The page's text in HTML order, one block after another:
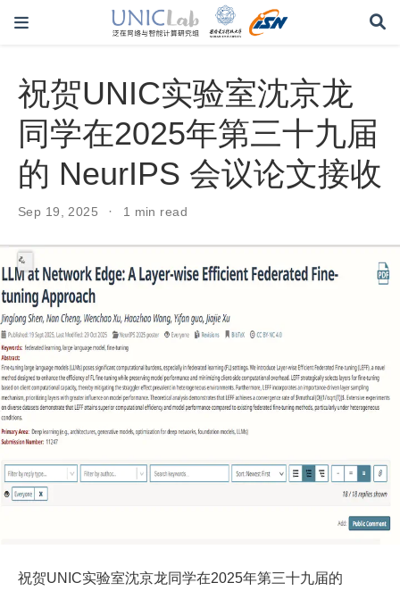
祝贺UNIC实验室沈京龙
同学在2025年第三十九届
的 NeurIPS 会议论文接收
Sep 19, 2025 1 min read
祝贺UNIC实验室沈京龙同学在2025年第三十九届的